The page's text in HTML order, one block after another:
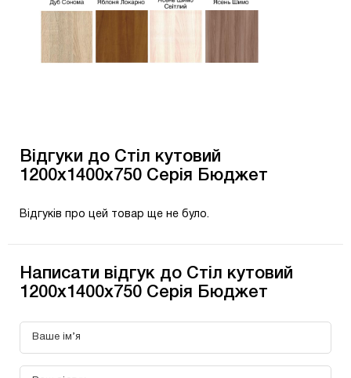
Відгуки до Стіл кутовий
1200х1400х750 Серія Бюджет
Відгуків про цей товар ще не було.
Написати відгук до Стіл кутовий
1200х1400х750 Серія Бюджет